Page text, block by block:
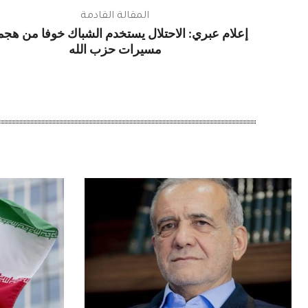
المقالة القادمة
إعلام عبري: الاحتلال يستخدم الشباك خوفا من
مسيرات حزب الله